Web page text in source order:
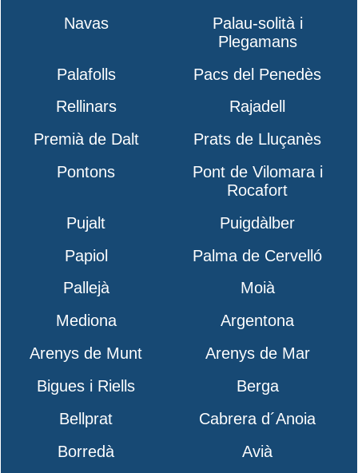
Navas
Palau-solità i
Plegamans
Palafolls
Pacs del Penedès
Rellinars
Rajadell
Premià de Dalt
Prats de Lluçanès
Pontons
Pont de Vilomara i
Rocafort
Pujalt
Puigdàlber
Papiol
Palma de Cervelló
Pallejà
Moià
Mediona
Argentona
Arenys de Munt
Arenys de Mar
Bigues i Riells
Berga
Bellprat
Cabrera d´Anoia
Borredà
Avià